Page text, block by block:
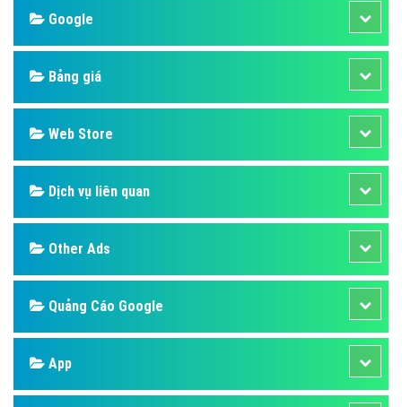
Google
Bảng giá
Web Store
Dịch vụ liên quan
Other Ads
Quảng Cáo Google
App